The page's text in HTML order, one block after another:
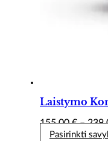
Laistymo
155,00€ –
Pasirinkti